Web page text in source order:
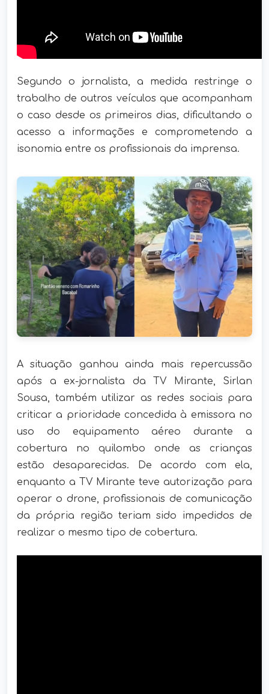
Segundo o jornalista, a medida restringe o
trabalho de outros veículos que acompanham
o caso desde os primeiros dias, dificultando o
acesso a informações e comprometendo a
isonomia entre os profissionais da imprensa.
A situação ganhou ainda mais repercussão
após a ex-jornalista da TV Mirante, Sirlan
Sousa, também utilizar as redes sociais para
criticar a prioridade concedida à emissora no
uso do equipamento aéreo durante a
cobertura no quilombo onde as crianças
estão desaparecidas. De acordo com ela,
enquanto a TV Mirante teve autorização para
operar o drone, profissionais de comunicação
da própria região teriam sido impedidos de
realizar o mesmo tipo de cobertura.